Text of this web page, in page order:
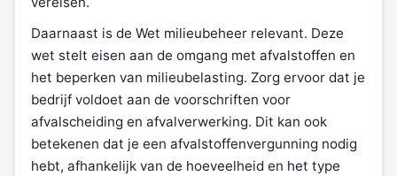
Daarnaast is de Wet milieubeheer relevant. Deze
wet stelt eisen aan de omgang met afvalstoffen en
het beperken van milieubelasting. Zorg ervoor dat je
bedrijf voldoet aan de voorschriften voor
afvalscheiding en afvalverwerking. Dit kan ook
betekenen dat je een afvalstoffenvergunning nodig
hebt, afhankelijk van de hoeveelheid en het type